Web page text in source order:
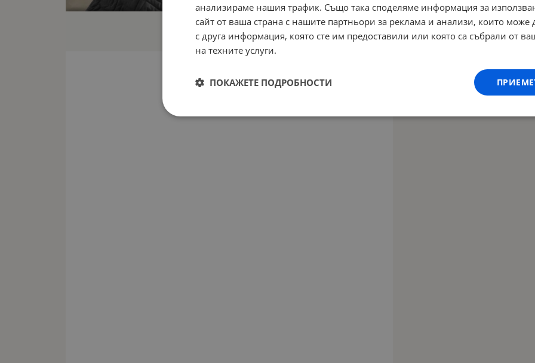
анализираме нашия трафик. Също така споделяме информация за
сайт от ваша страна с нашите партньори за реклама и анализи, които може
с друга информация, която сте им предоставили или която са събрали от
на техните услуги.
ПОКАЖЕТЕ ПОДРОБНОСТИ